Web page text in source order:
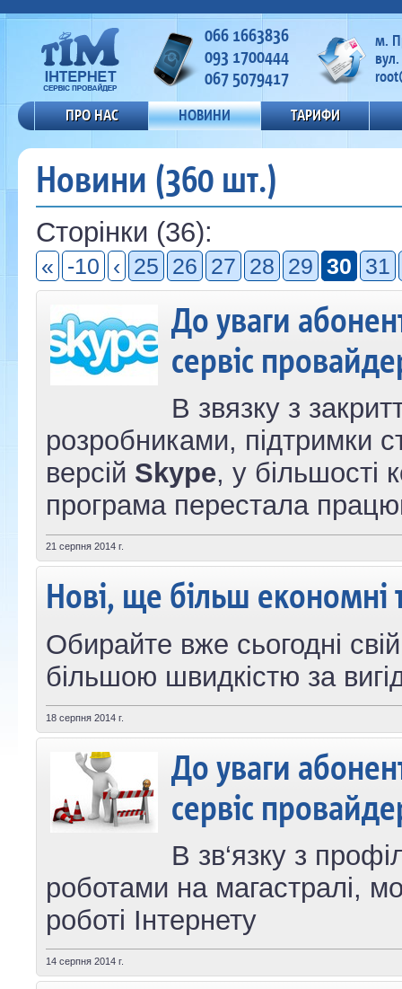
066 1663836
093 1700444
067 5079417
м.
ПРО НАС НОВИНИ ТАРИФИ
Новини (360 шт.)
Сторінки (36):
« -10 ‹ 25 26 27 28 29 30 31
До уваги
сервіс
В звязку з
розробниками, підтримки
версій Skype, у більшості
програма перестала
21 серпня 2014 г.
Нові, ще більш економні
Обирайте вже сьогодні
більшою швидкістю за
18 серпня 2014 г.
До уваги
сервіс
В зв‘язку з
роботами на магастралі,
роботі Інтернету
14 серпня 2014 г.